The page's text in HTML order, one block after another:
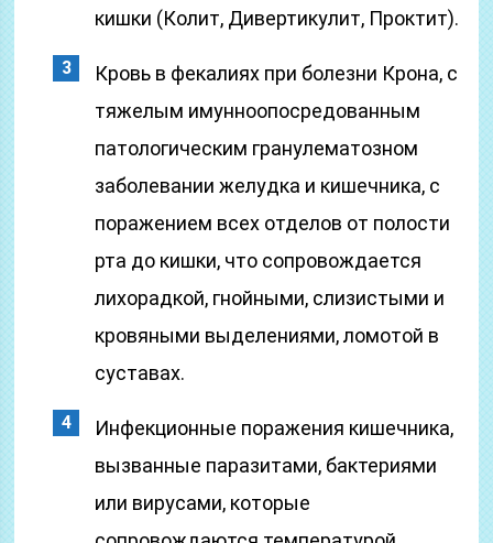
кишки (Колит, Дивертикулит, Проктит).
Кровь в фекалиях при болезни Крона, с
тяжелым имунноопосредованным
патологическим гранулематозном
заболевании желудка и кишечника, с
поражением всех отделов от полости
рта до кишки, что сопровождается
лихорадкой, гнойными, слизистыми и
кровяными выделениями, ломотой в
суставах.
Инфекционные поражения кишечника,
вызванные паразитами, бактериями
или вирусами, которые